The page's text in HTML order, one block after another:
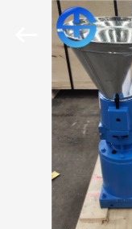
APERÇU
PRODUITS
VIDÉOS